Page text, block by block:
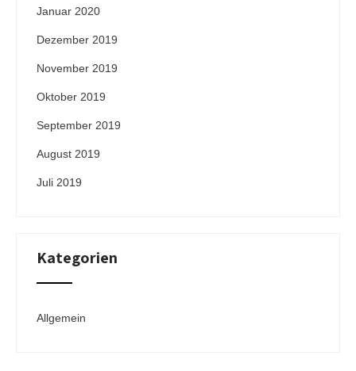
Januar 2020
Dezember 2019
November 2019
Oktober 2019
September 2019
August 2019
Juli 2019
Kategorien
Allgemein